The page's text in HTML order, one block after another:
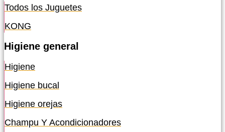
Todos los Juguetes
KONG
Higiene general
Higiene
Higiene bucal
Higiene orejas
Champu Y Acondicionadores